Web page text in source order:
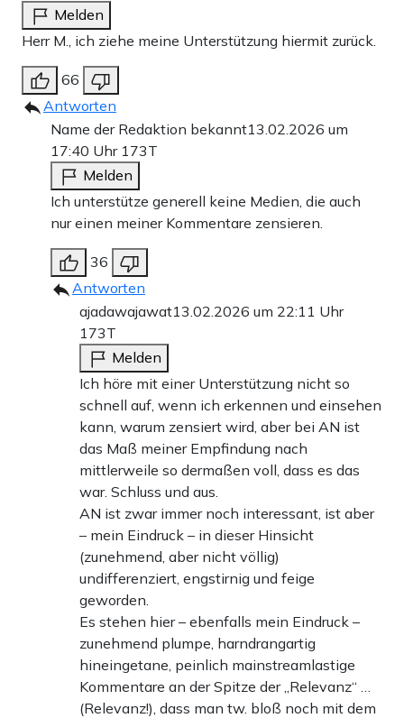
Melden
Herr M., ich ziehe meine Unterstützung hiermit zurück.
66
Antworten
Name der Redaktion bekannt13.02.2026 um
17:40 Uhr 173T
Melden
Ich unterstütze generell keine Medien, die auch
nur einen meiner Kommentare zensieren.
36
Antworten
ajadawajawat13.02.2026 um 22:11 Uhr
173T
Melden
Ich höre mit einer Unterstützung nicht so
schnell auf, wenn ich erkennen und einsehen
kann, warum zensiert wird, aber bei AN ist
das Maß meiner Empfindung nach
mittlerweile so dermaßen voll, dass es das
war. Schluss und aus.
AN ist zwar immer noch interessant, ist aber
– mein Eindruck – in dieser Hinsicht
(zunehmend, aber nicht völlig)
undifferenziert, engstirnig und feige
geworden.
Es stehen hier – ebenfalls mein Eindruck –
zunehmend plumpe, harndrangartig
hineingetane, peinlich mainstreamlastige
Kommentare an der Spitze der „Relevanz“ …
(Relevanz!), dass man tw. bloß noch mit dem